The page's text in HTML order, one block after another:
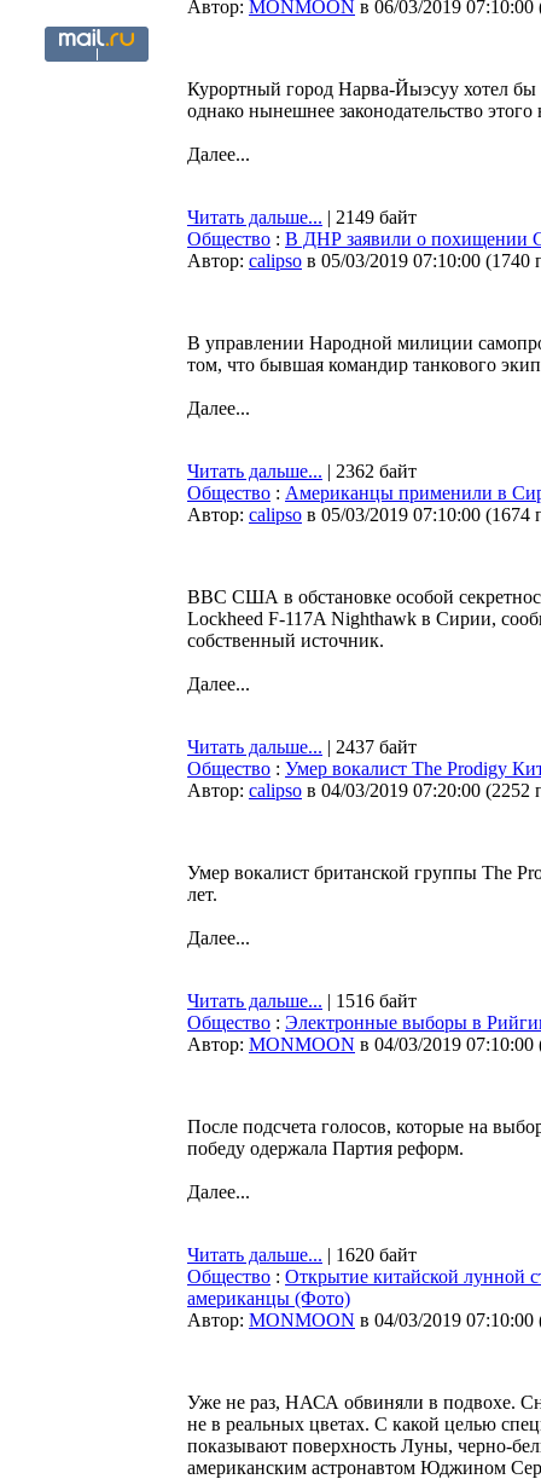
Автор: MONMOON в 06/03/2019 07:10:00
Курортный город Нарва-Йыэсуу хотел бы
однако нынешнее законодательство этого
Далее...
Читать дальше... | 2149 байт
Общество : В ДНР заявили о похищении
Автор: calipso в 05/03/2019 07:10:00 (1740
В управлении Народной милиции
том, что бывшая командир танкового
Далее...
Читать дальше... | 2362 байт
Общество : Американцы применили в
Автор: calipso в 05/03/2019 07:10:00 (1674
ВВС США в обстановке особой
Lockheed F-117A Nighthawk в Сирии,
собственный источник.
Далее...
Читать дальше... | 2437 байт
Общество : Умер вокалист The Prodigy
Автор: calipso в 04/03/2019 07:20:00 (2252
Умер вокалист британской группы The
лет.
Далее...
Читать дальше... | 1516 байт
Общество : Электронные выборы в
Автор: MONMOON в 04/03/2019 07:10:00
После подсчета голосов, которые на
победу одержала Партия реформ.
Далее...
Читать дальше... | 1620 байт
Общество : Открытие китайской лунной
американцы (Фото)
Автор: MONMOON в 04/03/2019 07:10:00
Уже не раз, НАСА обвиняли в подвохе.
не в реальных цветах. С какой целью
показывают поверхность Луны, черно-
американским астронавтом Юджином